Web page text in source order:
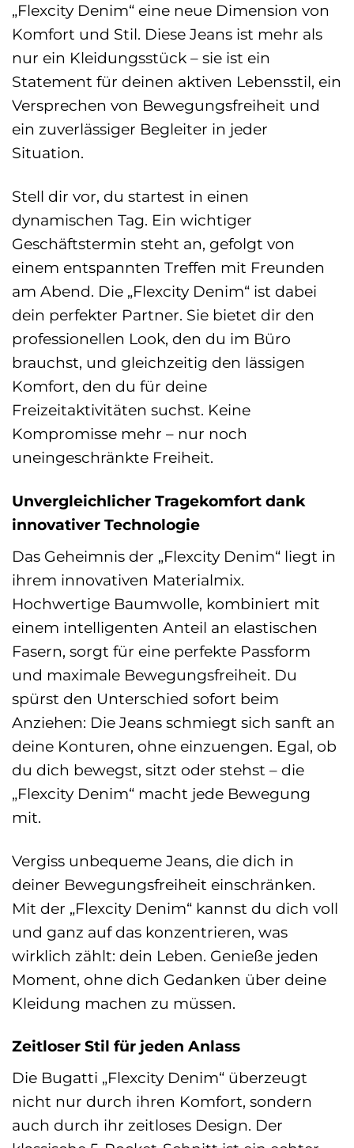
„Flexcity Denim“ eine neue Dimension von
Komfort und Stil. Diese Jeans ist mehr als
nur ein Kleidungsstück – sie ist ein
Statement für deinen aktiven Lebensstil, ein
Versprechen von Bewegungsfreiheit und
ein zuverlässiger Begleiter in jeder
Situation.
Stell dir vor, du startest in einen
dynamischen Tag. Ein wichtiger
Geschäftstermin steht an, gefolgt von
einem entspannten Treffen mit Freunden
am Abend. Die „Flexcity Denim“ ist dabei
dein perfekter Partner. Sie bietet dir den
professionellen Look, den du im Büro
brauchst, und gleichzeitig den lässigen
Komfort, den du für deine
Freizeitaktivitäten suchst. Keine
Kompromisse mehr – nur noch
uneingeschränkte Freiheit.
Unvergleichlicher Tragekomfort dank
innovativer Technologie
Das Geheimnis der „Flexcity Denim“ liegt in
ihrem innovativen Materialmix.
Hochwertige Baumwolle, kombiniert mit
einem intelligenten Anteil an elastischen
Fasern, sorgt für eine perfekte Passform
und maximale Bewegungsfreiheit. Du
spürst den Unterschied sofort beim
Anziehen: Die Jeans schmiegt sich sanft an
deine Konturen, ohne einzuengen. Egal, ob
du dich bewegst, sitzt oder stehst – die
„Flexcity Denim“ macht jede Bewegung
mit.
Vergiss unbequeme Jeans, die dich in
deiner Bewegungsfreiheit einschränken.
Mit der „Flexcity Denim“ kannst du dich voll
und ganz auf das konzentrieren, was
wirklich zählt: dein Leben. Genieße jeden
Moment, ohne dich Gedanken über deine
Kleidung machen zu müssen.
Zeitloser Stil für jeden Anlass
Die Bugatti „Flexcity Denim“ überzeugt
nicht nur durch ihren Komfort, sondern
auch durch ihr zeitloses Design. Der